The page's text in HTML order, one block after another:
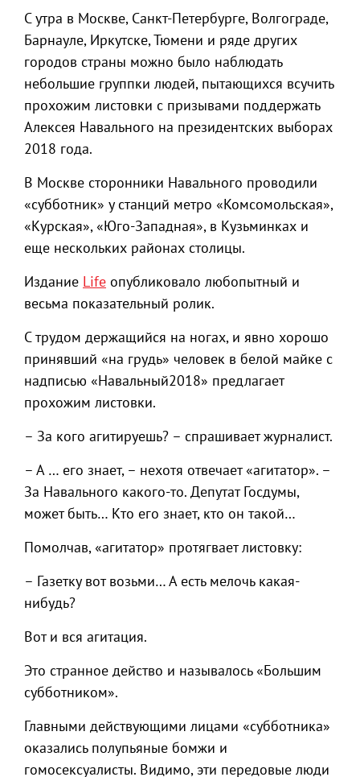
С утра в Москве, Санкт-Петербурге, Волгограде,
Барнауле, Иркутске, Тюмени и ряде других
городов страны можно было наблюдать
небольшие группки людей, пытающихся всучить
прохожим листовки с призывами поддержать
Алексея Навального на президентских выборах
2018 года.
В Москве сторонники Навального проводили
«субботник» у станций метро «Комсомольская»,
«Курская», «Юго-Западная», в Кузьминках и
еще нескольких районах столицы.
Издание Life опубликовало любопытный и
весьма показательный ролик.
С трудом держащийся на ногах, и явно хорошо
принявший «на грудь» человек в белой майке с
надписью «Навальный2018» предлагает
прохожим листовки.
– За кого агитируешь? – спрашивает журналист.
– А … его знает, – нехотя отвечает «агитатор». –
За Навального какого-то. Депутат Госдумы,
может быть… Кто его знает, кто он такой…
Помолчав, «агитатор» протягвает листовку:
– Газетку вот возьми… А есть мелочь какая-
нибудь?
Вот и вся агитация.
Это странное действо и называлось «Большим
субботником».
Главными действующими лицами «субботника»
оказались полупьяные бомжи и
гомосексуалисты. Видимо, эти передовые люди